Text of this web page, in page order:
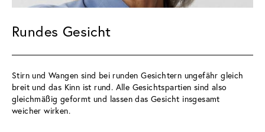
Rundes Gesicht
Stirn und Wangen sind bei runden Gesichtern ungefähr gleich
breit und das Kinn ist rund. Alle Gesichtspartien sind also
gleichmäßig geformt und lassen das Gesicht insgesamt
weicher wirken.